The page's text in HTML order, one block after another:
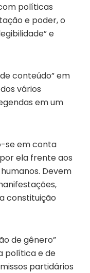
políticas
e poder, o
e
conteúdo” em
vários
em um
se em conta
ela frente aos
Devem
constituição
de gênero”
política e de
partidários